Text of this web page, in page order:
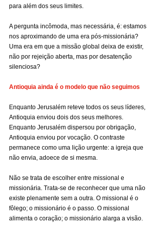
para além dos seus limites.
A pergunta incômoda, mas necessária, é: estamos
nos aproximando de uma era pós-missionária?
Uma era em que a missão global deixa de existir,
não por rejeição aberta, mas por desatenção
silenciosa?
Antioquia ainda é o modelo que não seguimos
Enquanto Jerusalém reteve todos os seus líderes,
Antioquia enviou dois dos seus melhores.
Enquanto Jerusalém dispersou por obrigação,
Antioquia enviou por vocação. O contraste
permanece como uma lição urgente: a igreja que
não envia, adoece de si mesma.
Não se trata de escolher entre missional e
missionária. Trata-se de reconhecer que uma não
existe plenamente sem a outra. O missional é o
fôlego; o missionário é o passo. O missional
alimenta o coração; o missionário alarga a visão.